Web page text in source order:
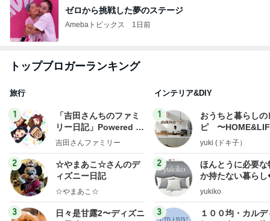
ゼロから挑戦した夢のステージ
Amebaトピックス 1日前
トップブロガーランキング
旅行
1
「吉田さんちのファミ
リー日記」Powered b
y Ameba 吉田さんファ
ログ
吉田さんファミリー
2
☆やまあこ☆さんのデ
ィズニー日記
☆やまあこ☆
3
日々是甘露2〜ディズニ
インテリア&DIY
1
おうちと暮らしの
ピ 〜
yuki (ドキ子）
2
ほんとうに必要な
か持たない暮ら
ep Life Simple◆
yukiko
3
１００均・カルデ